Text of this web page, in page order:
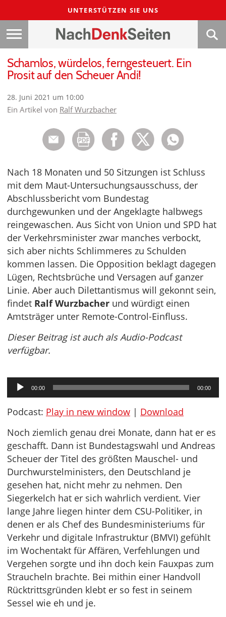
UNTERSTÜTZEN SIE UNS
Schamlos, würdelos, ferngesteuert. Ein
Prosit auf den Scheuer Andi!
28. Juni 2021 um 10:00
Ein Artikel von Ralf Wurzbacher
Nach 18 Monaten und 50 Sitzungen ist Schluss
mit dem Maut-Untersuchungsausschuss, der
Abschlussbericht vom Bundestag
durchgewunken und der Angeklagte halbwegs
reingewaschen. Aus Sicht von Union und SPD hat
der Verkehrsminister zwar manches verbockt,
sich aber nichts Schlimmeres zu Schulden
kommen lassen. Die Opposition beklagt dagegen
Lügen, Rechtsbrüche und Versagen auf ganzer
Linie. Aber auch Dilettantismus will gekonnt sein,
findet Ralf Wurzbacher und würdigt einen
Amtsträger unter Remote-Control-Einfluss.
Dieser Beitrag ist auch als Audio-Podcast
verfügbar.
Audio-
Player
00:00 00:00
Podcast: Play in new window | Download
Noch ziemlich genau drei Monate, dann hat er es
geschafft. Dann ist Bundestagswahl und Andreas
Scheuer der Titel des größten Mauschel- und
Durchwurstelministers, den Deutschland je
gesehen hat, nicht mehr zu nehmen. Den
Siegerkelch hat er sich wahrlich verdient. Vier
lange Jahre liegen hinter dem CSU-Politiker, in
denen er als Chef des Bundesministeriums für
Verkehr und digitale Infrastruktur (BMVI) gefühlt
im Wochentakt für Affären, Verfehlungen und
Vergehen sorgte und ihn doch kein Fauxpas zum
Straucheln brachte. Bei mithin einer Handvoll
Rücktrittsgründen klebt er so fest in seinem
Sessel wie eh und je.